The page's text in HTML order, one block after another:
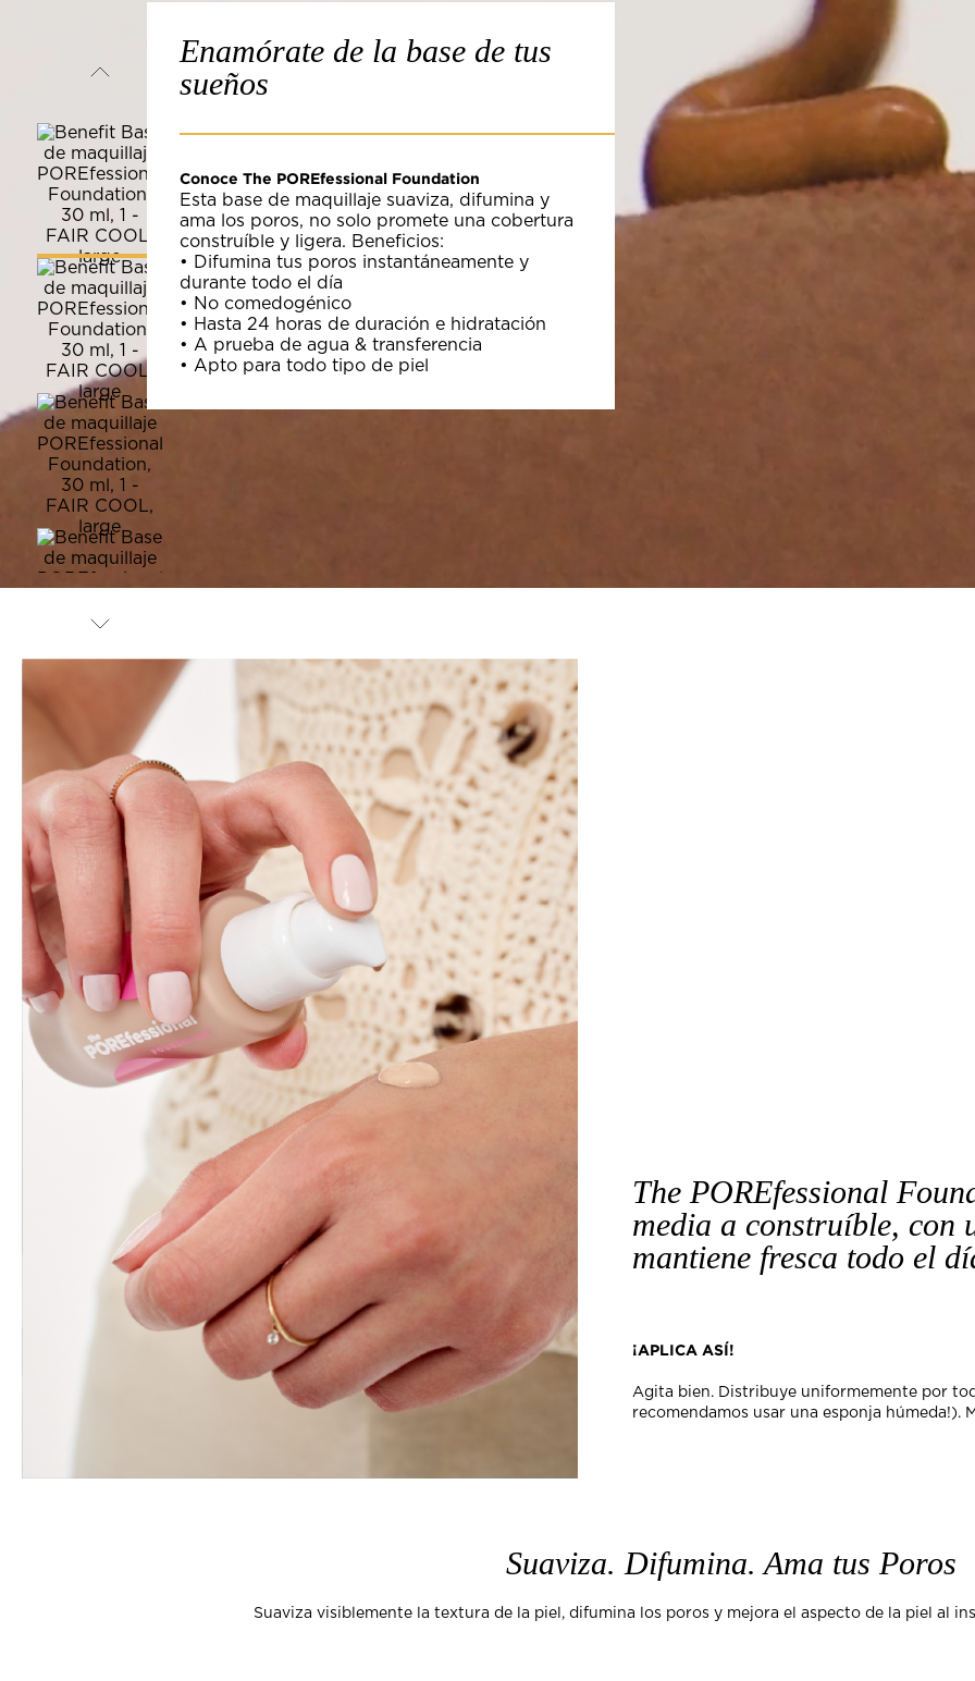
Enamórate de la base de tus
sueños
Conoce The POREfessional Foundation
Esta base de maquillaje suaviza, difumina y
ama los poros, no solo promete una cobertura
construíble y ligera. Beneficios:
• Difumina tus poros instantáneamente y
durante todo el día
• No comedogénico
• Hasta 24 horas de duración e hidratación
• A prueba de agua & transferencia
• Apto para todo tipo de piel
The POREfessional
media a construíble, con
mantiene fresca todo el
¡APLICA ASÍ!
Agita bien. Distribuye uniformemente por
recomendamos usar una esponja
Suaviza. Difumina. Ama tus Poros
Suaviza visiblemente la textura de la piel, difumina los poros y mejora el aspecto de la piel al